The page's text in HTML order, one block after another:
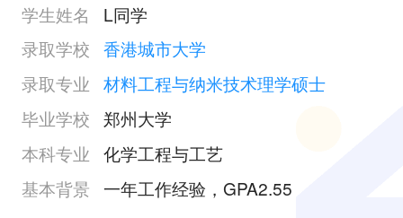
学生姓名
L同学
录取学校 香港城市大学
录取专业 材料工程与纳米技术理学硕士
毕业学校 郑州大学
本科专业 化学工程与工艺
基本背景 一年工作经验，GPA2.55